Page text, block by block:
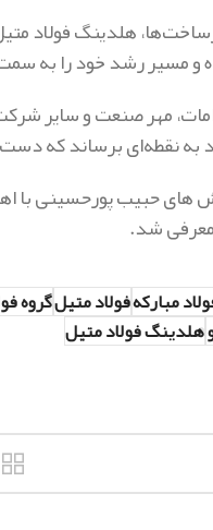
و مسیر رشد خود را به
مهر صنعت و سایر
نقطه‌ای برساند که
های حبیب پورحسینی با
شد.
مبارکهفولاد متیلگروه
هلدینگ فولاد متیل